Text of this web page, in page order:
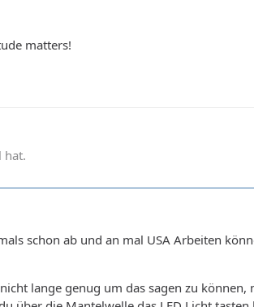
matters!
hat.
schon ab und an mal USA Arbeiten
lange genug um das sagen zu können,